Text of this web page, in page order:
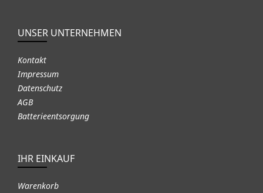
UNSER UNTERNEHMEN
Kontakt
Impressum
Datenschutz
AGB
Batterieentsorgung
IHR EINKAUF
Warenkorb